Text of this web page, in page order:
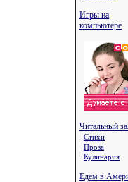
Игры на
компьютере
Читальный
Стихи
Проза
Кулинария
Едем в